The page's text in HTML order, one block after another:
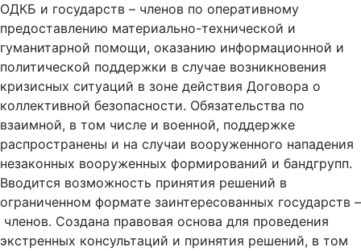
ОДКБ и государств – членов по оперативному
предоставлению материально-технической и
гуманитарной помощи, оказанию информационной и
политической поддержки в случае возникновения
кризисных ситуаций в зоне действия Договора о
коллективной безопасности. Обязательства по
взаимной, в том числе и военной, поддержке
распространены и на случаи вооруженного нападения
незаконных вооруженных формирований и бандгрупп.
Вводится возможность принятия решений в
ограниченном формате заинтересованных государств –
членов. Создана правовая основа для проведения
экстренных консультаций и принятия решений, в том